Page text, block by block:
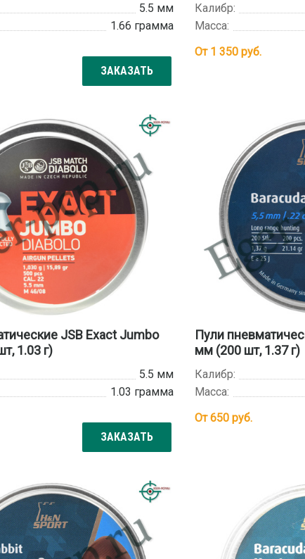
5.5 мм
1.66 грамма
ЗАКАЗАТЬ
Калибр:
Масса:
От 1 350руб.
JSB Exact Jumbo
1.03 г)
5.5 мм
1.03 грамма
ЗАКАЗАТЬ
Пули
мм (200 шт, 1.37 г)
Калибр:
Масса:
От650руб.